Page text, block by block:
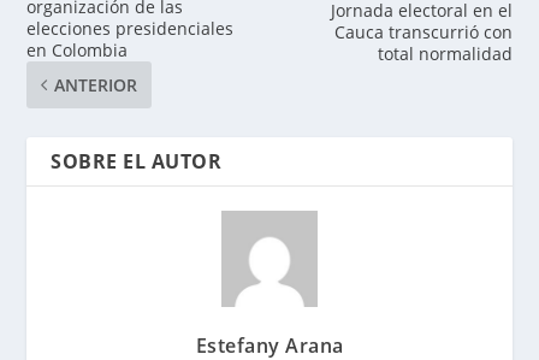
organización de las
elecciones presidenciales
en Colombia
ANTERIOR
Jornada electoral en el
Cauca transcurrió con
total normalidad
SOBRE EL AUTOR
Estefany Arana